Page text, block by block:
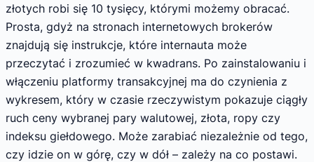
złotych robi się 10 tysięcy, którymi możemy obracać.
Prosta, gdyż na stronach internetowych brokerów
znajdują się instrukcje, które internauta może
przeczytać i zrozumieć w kwadrans. Po zainstalowaniu i
włączeniu platformy transakcyjnej ma do czynienia z
wykresem, który w czasie rzeczywistym pokazuje ciągły
ruch ceny wybranej pary walutowej, złota, ropy czy
indeksu giełdowego. Może zarabiać niezależnie od tego,
czy idzie on w górę, czy w dół – zależy na co postawi.